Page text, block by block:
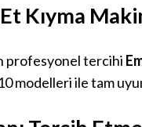
Kıyma
profesyonel tercihi
modelleri ile tam